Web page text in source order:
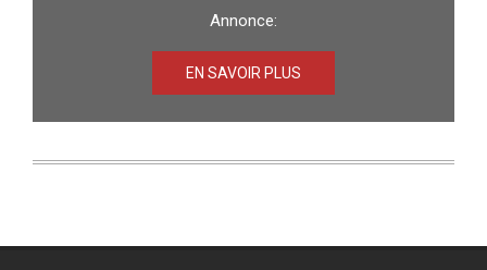
Annonce:
EN SAVOIR PLUS